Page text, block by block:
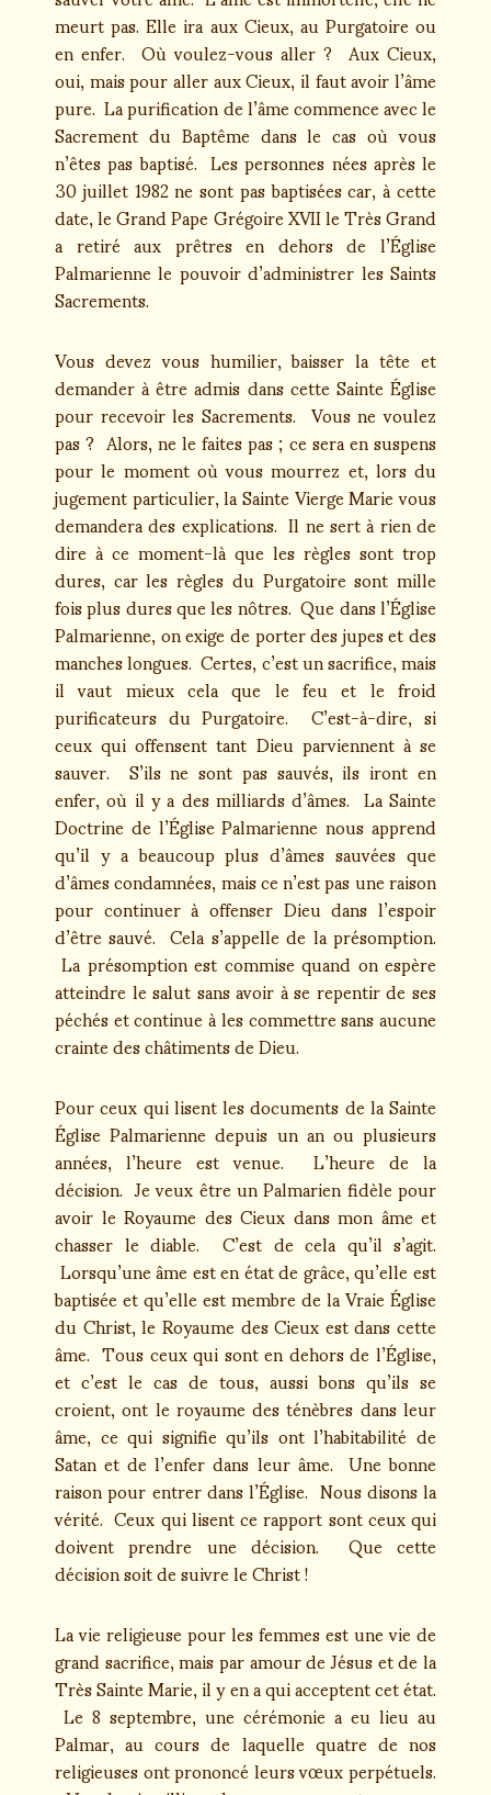
meurt pas. Elle ira aux Cieux, au Purgatoire ou
en enfer. Où voulez-vous aller ? Aux Cieux,
oui, mais pour aller aux Cieux, il faut avoir l’âme
pure. La purification de l’âme commence avec le
Sacrement du Baptême dans le cas où vous
n’êtes pas baptisé. Les personnes nées après le
30 juillet 1982 ne sont pas baptisées car, à cette
date, le Grand Pape Grégoire XVII le Très Grand
a retiré aux prêtres en dehors de l’Église
Palmarienne le pouvoir d’administrer les Saints
Sacrements.
Vous devez vous humilier, baisser la tête et
demander à être admis dans cette Sainte Église
pour recevoir les Sacrements. Vous ne voulez
pas ? Alors, ne le faites pas ; ce sera en suspens
pour le moment où vous mourrez et, lors du
jugement particulier, la Sainte Vierge Marie vous
demandera des explications. Il ne sert à rien de
dire à ce moment-là que les règles sont trop
dures, car les règles du Purgatoire sont mille
fois plus dures que les nôtres. Que dans l’Église
Palmarienne, on exige de porter des jupes et des
manches longues. Certes, c’est un sacrifice, mais
il vaut mieux cela que le feu et le froid
purificateurs du Purgatoire. C’est-à-dire, si
ceux qui offensent tant Dieu parviennent à se
sauver. S’ils ne sont pas sauvés, ils iront en
enfer, où il y a des milliards d’âmes. La Sainte
Doctrine de l’Église Palmarienne nous apprend
qu’il y a beaucoup plus d’âmes sauvées que
d’âmes condamnées, mais ce n’est pas une raison
pour continuer à offenser Dieu dans l’espoir
d’être sauvé. Cela s’appelle de la présomption.
La présomption est commise quand on espère
atteindre le salut sans avoir à se repentir de ses
péchés et continue à les commettre sans aucune
crainte des châtiments de Dieu.
Pour ceux qui lisent les documents de la Sainte
Église Palmarienne depuis un an ou plusieurs
années, l’heure est venue. L’heure de la
décision. Je veux être un Palmarien fidèle pour
avoir le Royaume des Cieux dans mon âme et
chasser le diable. C’est de cela qu’il s’agit.
Lorsqu’une âme est en état de grâce, qu’elle est
baptisée et qu’elle est membre de la Vraie Église
du Christ, le Royaume des Cieux est dans cette
âme. Tous ceux qui sont en dehors de l’Église,
et c’est le cas de tous, aussi bons qu’ils se
croient, ont le royaume des ténèbres dans leur
âme, ce qui signifie qu’ils ont l’habitabilité de
Satan et de l’enfer dans leur âme. Une bonne
raison pour entrer dans l’Église. Nous disons la
vérité. Ceux qui lisent ce rapport sont ceux qui
doivent prendre une décision. Que cette
décision soit de suivre le Christ !
La vie religieuse pour les femmes est une vie de
grand sacrifice, mais par amour de Jésus et de la
Très Sainte Marie, il y en a qui acceptent cet état.
Le 8 septembre, une cérémonie a eu lieu au
Palmar, au cours de laquelle quatre de nos
religieuses ont prononcé leurs vœux perpétuels.